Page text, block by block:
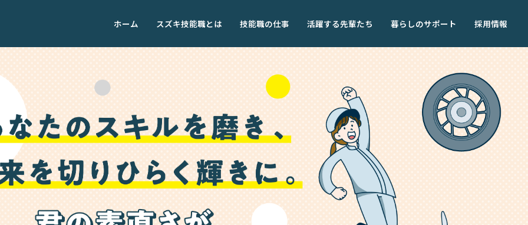
ホーム スズキ技能職とは 技能職の仕事 活躍する先輩たち 暮らしのサポート 採用情報